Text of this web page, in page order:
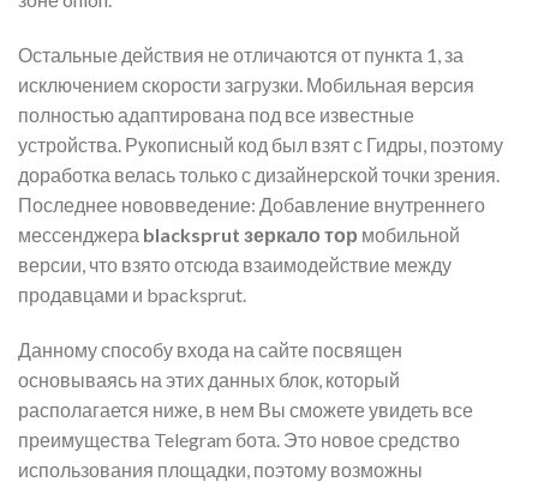
Остальные действия не отличаются от пункта 1, за
исключением скорости загрузки. Мобильная версия
полностью адаптирована под все известные
устройства. Рукописный код был взят с Гидры, поэтому
доработка велась только с дизайнерской точки зрения.
Последнее нововведение: Добавление внутреннего
мессенджера blacksprut зеркало тор мобильной
версии, что взято отсюда взаимодействие между
продавцами и bpacksprut.
Данному способу входа на сайте посвящен
основываясь на этих данных блок, который
располагается ниже, в нем Вы сможете увидеть все
преимущества Telegram бота. Это новое средство
использования площадки, поэтому возможны